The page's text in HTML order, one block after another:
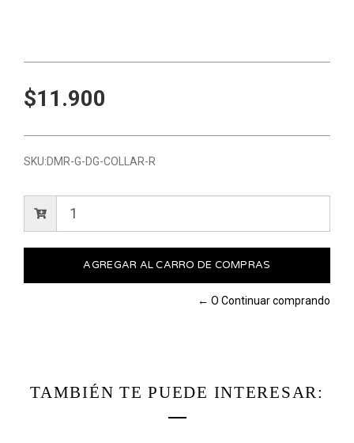
$11.900
SKU:DMR-G-DG-COLLAR-R
← O Continuar comprando
TAMBIÉN TE PUEDE INTERESAR: